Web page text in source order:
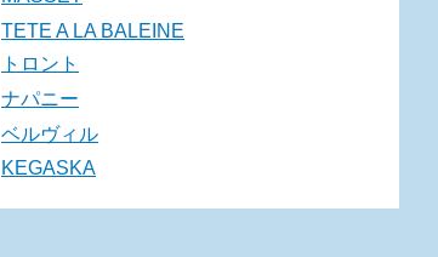
TETE A LA BALEINE
トロント
ナパニー
ベルヴィル
KEGASKA